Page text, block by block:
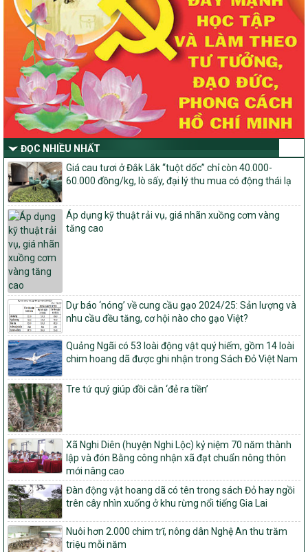
xã hội vùng đồng bào dân tộc thiểu số và miền núi giai đoạn 2026
-2030 tỉnh Nghệ An
Thông tư Số 23/2026/TT-BNNMT
Thông tư Hướng dẫn thực hiện một số nội dung Chương trình
mục tiêu quốc gia xây dựng nông thôn mới, giảm nghèo bền
vững và phát triển kinh tế – xã hội vùng đồng bào dân tộc thiểu
số và miền núi giai đoạn 2026-2030 thuộc phạm vi quản lý nhà
nước của Bộ Nông nghiệp và Môi trường
Quyết định số: 26/2026/QĐ-TTg
Quyết định ban hành Bộ tiêu chí và quy trình đánh giá, phân hạng
sản phẩm Mỗi xã một sản phẩm
số: 19/2026/QĐ-TTg
Quy định điều kiện, trình tự, thủ tục, hồ sơ xét, công nhận, công bố
và thu hồi quyết định công nhận xã đạt chuẩn nông thôn mới, xã
đạt nông thôn mới hiện đại và tỉnh, thành phố hoàn thành nhiệm
vụ xây dựng nông thôn mới giai đoạn 2026 – 2030
Quyết định số 16/2026/QĐ-TTg
Quy định nguyên tắc, tiêu chí, định mức phân bổ ngân sách trung
ương và tỉ lệ vốn đối ứng ngân sách của địa phương thực hiện
Chương trình mục tiêu quốc gia xây dựng nông thôn mới, giảm
nghèo bền vững và phát triển kinh tế – xã hội vùng đồng bào dân
tộc thiểu số và miền núi giai đoạn 2026 – 2030
1451/QĐ-UBND
Phê duyệt danh sách các xã thuộc nhóm 1, nhóm 2, nhóm 3
trong xây dựng nông thôn mới giai đoạn 2026-2030 trên địa bàn
tỉnh Nghệ An
103/PTNT-NTM
Về việc đăng ký thực hiện Dự án liên kết theo chuỗi giá trị thuộc
Dự án 2 – Chương trình Mục tiêu quốc gia Giảm nghèo bền vững
giai đoạn 2021-2025 được kéo dài sang năm 2026
827/QĐ-BNNMT
Quyết định Ban hành Kế hoạch triển khai thực hiện Chương trình
mục tiêu quốc gia xây dựng nông thôn mới, giảm nghèo bền
vững và phát triển kinh tế – xã hội vùng đồng bào dân tộc thiểu
số và miền núi giai đoạn 2026-2035, giai đoạn I: Từ năm 2026
đến năm 2030
14/2026/TT-BNNMT
ĐỌC NHIỀU NHẤT
Giá cau tươi ở Đắk Lắk “tuột dốc” chỉ còn 40.000-
60.000 đồng/kg, lò sấy, đại lý thu mua có động thái lạ
Áp dụng kỹ thuật rải vụ, giá nhãn xuồng cơm vàng
tăng cao
Dự báo ‘nóng’ về cung cầu gạo 2024/25: Sản lượng và
nhu cầu đều tăng, cơ hội nào cho gạo Việt?
Quảng Ngãi có 53 loài động vật quý hiếm, gồm 14 loài
chim hoang dã được ghi nhận trong Sách Đỏ Việt Nam
Tre tứ quý giúp đồi cằn ‘đẻ ra tiền’
Xã Nghi Diên (huyện Nghi Lộc) kỷ niệm 70 năm thành
lập và đón Bằng công nhận xã đạt chuẩn nông thôn
mới nâng cao
Đàn động vật hoang dã có tên trong sách Đỏ hay ngồi
trên cây nhìn xuống ở khu rừng nổi tiếng Gia Lai
Nuôi hơn 2.000 chim trĩ, nông dân Nghệ An thu trăm
triệu mỗi năm